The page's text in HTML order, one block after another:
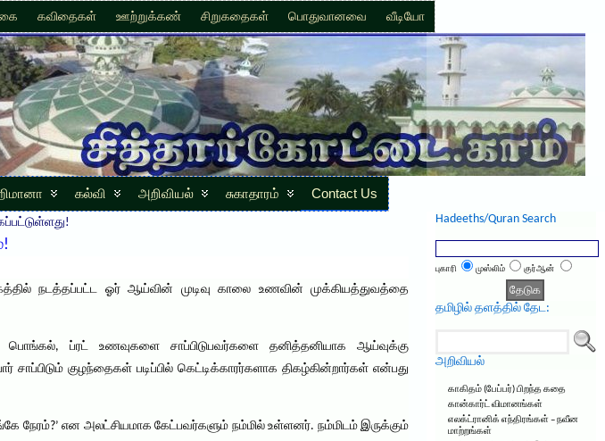
கவிதைகள் ஊற்றுக்கண் சிறுகதைகள் பொதுவானவை வீடியோ
கல்வி அறிவியல் சுகாதாரம் Contact Us
நடத்தப்பட்ட ஓர் ஆய்வின் முடிவு காலை உணவின் முக்கியத்துவத்தை
பொங்கல், ப்ரட் உணவுகளை சாப்பிடுபவர்களை தனித்தனியாக ஆய்வுக்கு
சாப்பிடும் குழந்தைகள் படிப்பில் கெட்டிக்காரர்களாக திகழ்கின்றார்கள் என்பது
நேரம்?’ என அலட்சியமாக கேட்பவர்களும் நம்மில் உள்ளனர். நம்மிடம் இருக்கும்
Hadeeths/Quran Search
புகாரி முஸ்லிம் குர்ஆன்
தமிழில் தளத்தில் தேட:
அறிவியல்
காகிதம் (பேப்பர்) பிறந்த கதை
கான்கார்ட் விமானங்கள்
எலக்ட்ரானிக் எந்திரங்கள் – நவீன
மாற்றங்கள்